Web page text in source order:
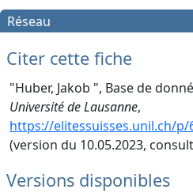
Réseau
Citer cette fiche
"Huber, Jakob ", Base de
Université de Lausanne,
https://elitessuisses.unil.ch/p/
(version du 10.05.2023,
Versions disponibles